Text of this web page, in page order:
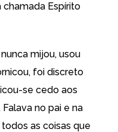
Espírito
mijou, usou
foi discreto
se cedo aos
no pai e na
as coisas que